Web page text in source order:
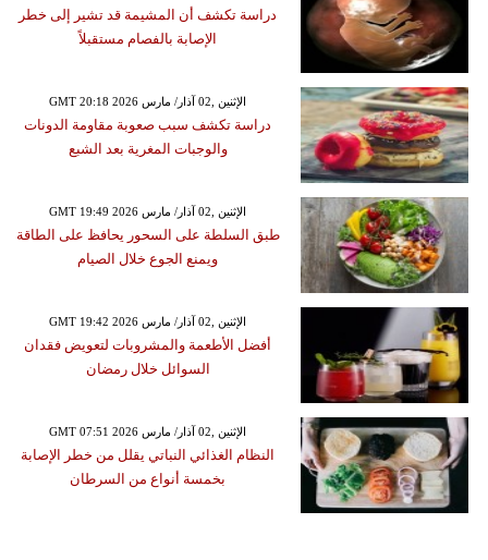
دراسة تكشف أن المشيمة قد تشير إلى خطر
الإصابة بالفصام مستقبلاً
GMT 20:18 2026 الإثنين ,02 آذار/ مارس
دراسة تكشف سبب صعوبة مقاومة الدونات
والوجبات المغرية بعد الشبع
GMT 19:49 2026 الإثنين ,02 آذار/ مارس
طبق السلطة على السحور يحافظ على الطاقة
ويمنع الجوع خلال الصيام
GMT 19:42 2026 الإثنين ,02 آذار/ مارس
أفضل الأطعمة والمشروبات لتعويض فقدان
السوائل خلال رمضان
GMT 07:51 2026 الإثنين ,02 آذار/ مارس
النظام الغذائي النباتي يقلل من خطر الإصابة
بخمسة أنواع من السرطان